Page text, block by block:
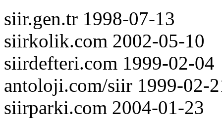
siir.gen.tr 1998-07-13
siirkolik.com 2002-05-10
siirdefteri.com 1999-02-04
antoloji.com/siir 1999-02-
siirparki.com 2004-01-23